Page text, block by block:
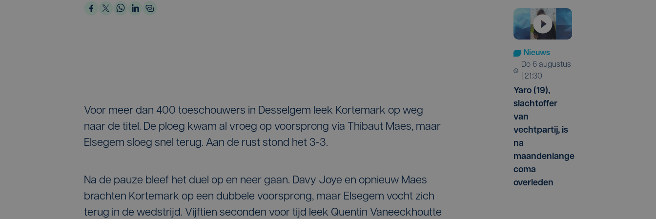
Voor meer dan 400 toeschouwers in Desselgem leek Kortemark op weg
naar de titel. De ploeg kwam al vroeg op voorsprong via Thibaut Maes, maar
Elsegem sloeg snel terug. Aan de rust stond het 3-3.
Na de pauze bleef het duel op en neer gaan. Davy Joye en opnieuw Maes
brachten Kortemark op een dubbele voorsprong, maar Elsegem vocht zich
terug in de wedstrijd. Vijftien seconden voor tijd leek Quentin Vaneeckhoutte
Nieuws
do 6 augustus
| 21:30
Yaro (19),
slachtoffer
van
vechtpartij, is
na
maandenlange
coma
overleden